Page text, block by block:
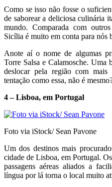
Como se isso não fosse o
de saborear a deliciosa culinária
mundo. Comparada com
Sicília é muito em conta para nós
Anote aí o nome de algumas
Torre Salsa e Calamosche. Uma
deslocar pela região com
tentação como essa, não é
4 – Lisboa, em Portugal
Foto via iStock/ Sean Pavone
Um dos destinos mais
cidade de Lisboa, em Portugal.
passagens aéreas aliados a
língua por lá torna o local muito